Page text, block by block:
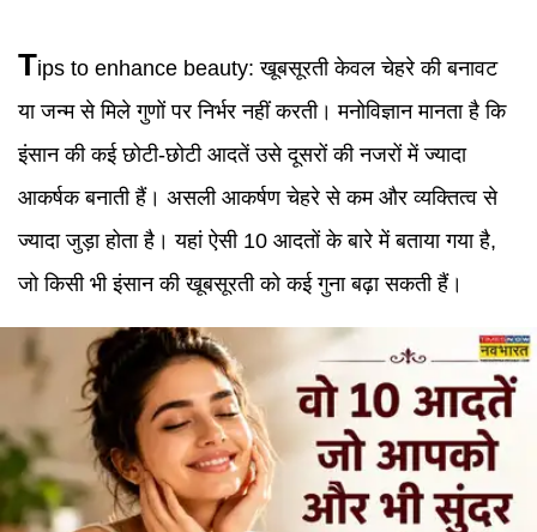
Tips to enhance beauty:खूबसूरती केवल चेहरे की बनावट
या जन्म से मिले गुणों पर निर्भर नहीं करती। मनोविज्ञान मानता है कि
इंसान की कई छोटी-छोटी आदतें उसे दूसरों की नजरों में ज्यादा
आकर्षक बनाती हैं। असली आकर्षण चेहरे से कम और व्यक्तित्व से
ज्यादा जुड़ा होता है। यहां ऐसी 10 आदतों के बारे में बताया गया है,
जो किसी भी इंसान की खूबसूरती को कई गुना बढ़ा सकती हैं।